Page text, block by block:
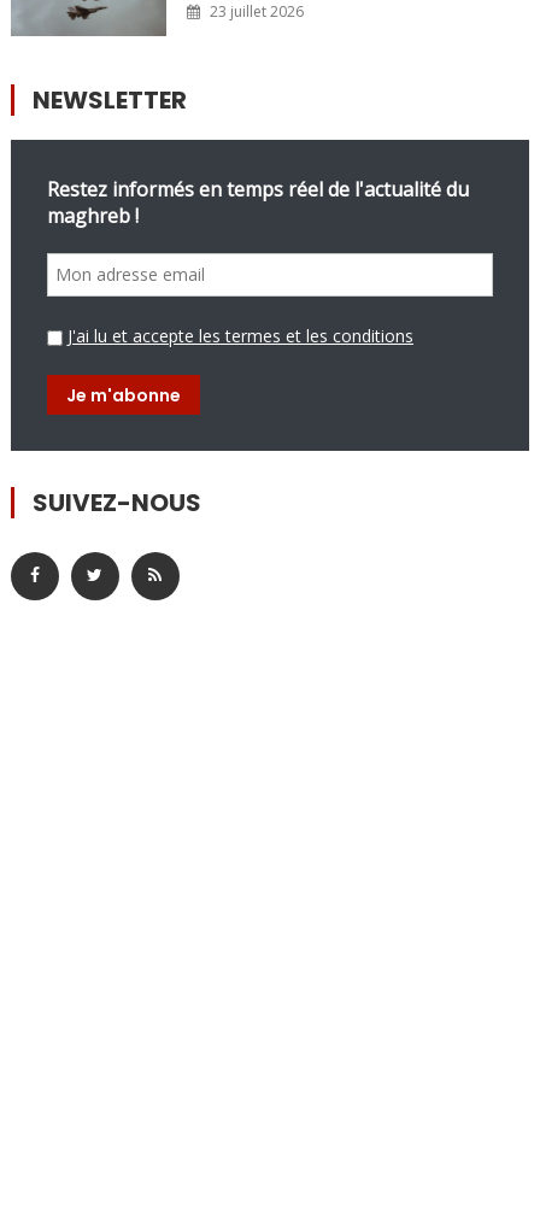
23 juillet 2026
NEWSLETTER
Restez informés en temps réel de l'actualité du
maghreb !
J'ai lu et accepte les termes et les conditions
SUIVEZ-NOUS